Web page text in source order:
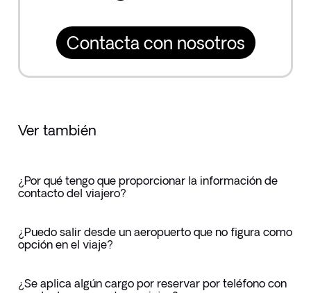
Contacta con nosotros
Ver también
¿Por qué tengo que proporcionar la información de
contacto del viajero?
¿Puedo salir desde un aeropuerto que no figura como
opción en el viaje?
¿Se aplica algún cargo por reservar por teléfono con